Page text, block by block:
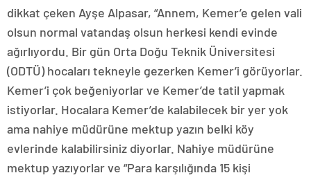
dikkat çeken Ayşe Alpasar, “Annem, Kemer’e gelen vali
olsun normal vatandaş olsun herkesi kendi evinde
ağırlıyordu. Bir gün Orta Doğu Teknik Üniversitesi
(ODTÜ) hocaları tekneyle gezerken Kemer’i görüyorlar.
Kemer’i çok beğeniyorlar ve Kemer’de tatil yapmak
istiyorlar. Hocalara Kemer’de kalabilecek bir yer yok
ama nahiye müdürüne mektup yazın belki köy
evlerinde kalabilirsiniz diyorlar. Nahiye müdürüne
mektup yazıyorlar ve “Para karşılığında 15 kişi